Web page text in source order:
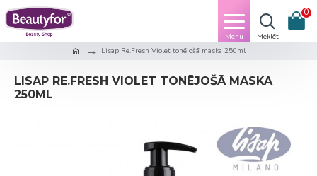
0
Lisap Re.Fresh Violet tonējošā maska 250ml
LISAP RE.FRESH VIOLET TONĒJOŠĀ MASKA
250ML